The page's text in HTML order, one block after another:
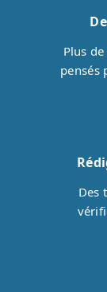
Plus
pensés
Des